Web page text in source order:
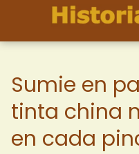
Sumie en
tinta china
en cada